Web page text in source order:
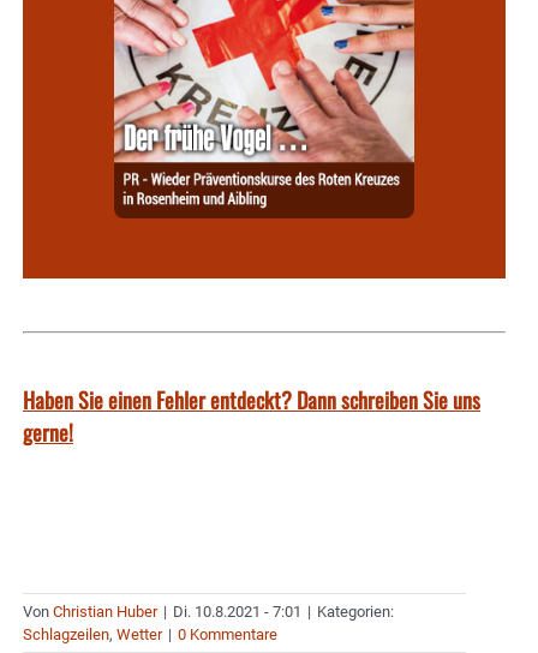
Haben Sie einen Fehler entdeckt? Dann schreiben Sie uns
gerne!
Von Christian Huber | Di. 10.8.2021 - 7:01 | Kategorien:
Schlagzeilen, Wetter | 0 Kommentare